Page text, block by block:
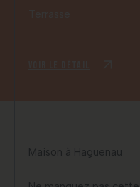
Maison à Haguenau